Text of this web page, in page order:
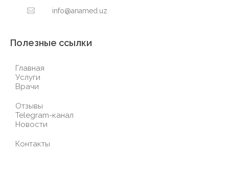
info@anamed.uz
Полезные ссылки
Главная
Услуги
Врачи
Отзывы
Telegram-канал
Новости
Контакты